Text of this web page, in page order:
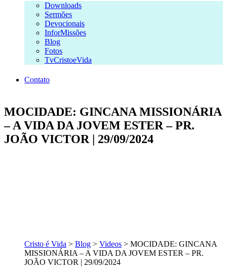
Downloads
Sermões
Devocionais
InforMissões
Blog
Fotos
TvCristoeVida
Contato
MOCIDADE: GINCANA MISSIONÁRIA
– A VIDA DA JOVEM ESTER – PR.
JOÃO VICTOR | 29/09/2024
Cristo é Vida > Blog > Videos > MOCIDADE: GINCANA
MISSIONÁRIA – A VIDA DA JOVEM ESTER – PR.
JOÃO VICTOR | 29/09/2024